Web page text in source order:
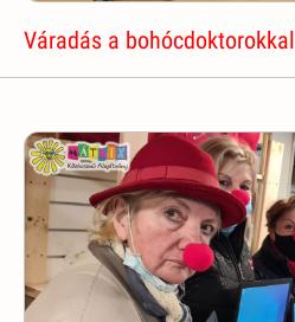
Váradás a bohócdoktorokkal